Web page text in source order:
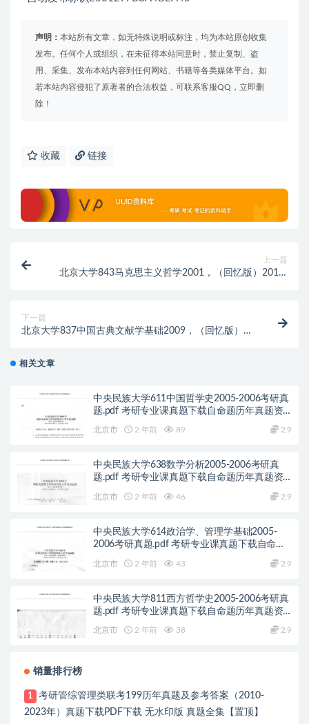
声明： 本站所有文章，如无特殊说明或标注，均为本站原创收集
发布。任何个人或组织，在未征得本站同意时，禁止复制、盗
用、采集、发布本站内容到任何网站、书籍等各类媒体平台。如
若本站内容侵犯了原著者的合法权益，可联系客服QQ，立即删
除！
收藏 链接
上一篇
北京大学843马克思主义哲学2001，（回忆版）2011-
下一篇
北京大学837中国古典文献学基础2009，（回忆版）
相关文章
中央民族大学611中国哲学史2005-2006考研真
题.pdf 考研专业课真题下载自命题历年真题资
北京市 2 年前 89 2.9
中央民族大学638数学分析2005-2006考研真
题.pdf 考研专业课真题下载自命题历年真题资
北京市 2 年前 46 2.9
中央民族大学614政治学、管理学基础2005-
2006考研真题.pdf 考研专业课真题下载自命题
北京市 2 年前 43 2.9
中央民族大学811西方哲学史2005-2006考研真
题.pdf 考研专业课真题下载自命题历年真题资
北京市 2 年前 38 2.9
销量排行榜
1
考研管综管理类联考199历年真题及参考答案（2010-
2023年）真题下载PDF下载 无水印版 真题全集【置顶】